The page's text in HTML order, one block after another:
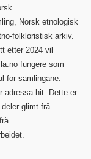
Norsk etnologisk
folkloristisk arkiv.
etter 2024 vil
fungere som
for samlingane.
adressa hit. Dette er
glimt frå